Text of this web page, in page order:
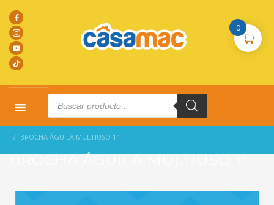
Products
search
BROCHA ÁGUILA MULTIUSO 1″
BROCHA ÁGUILA MULTIUSO 1″
0